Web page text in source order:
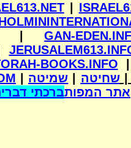
|
|GAN-
BOOKS.INFO
שמיטה שחיטה
ברכתיאתר המפות